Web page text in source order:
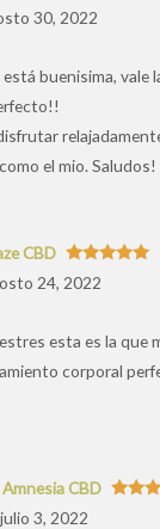
Valorado
con5de 5
30, 2022
buenisima, vale
el mio. Saludos!
Valorado
con5
CBD
24, 2022
esta es la que
corporal
CBD
julio 3, 2022